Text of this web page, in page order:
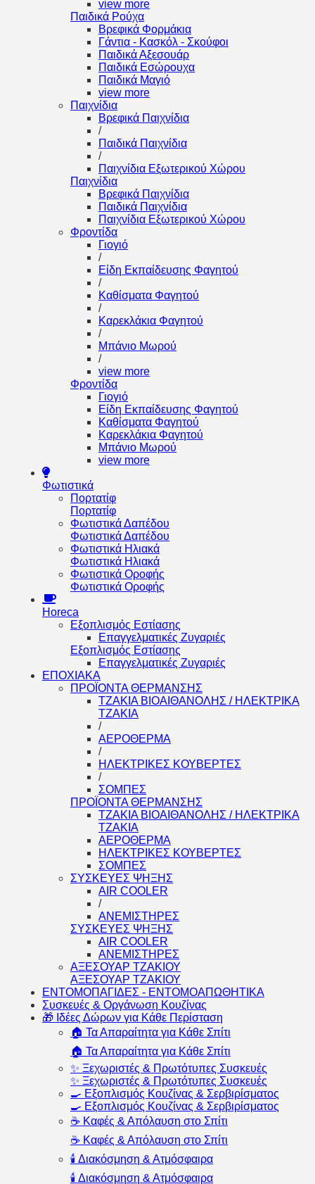
view more
Παιδικά Ρούχα
Βρεφικά Φορμάκια
Γάντια - Κασκόλ - Σκούφοι
Παιδικά Αξεσουάρ
Παιδικά Εσώρουχα
Παιδικά Μαγιό
view more
Παιχνίδια
Βρεφικά Παιχνίδια
/
Παιδικά Παιχνίδια
/
Παιχνίδια Εξωτερικού Χώρου
Παιχνίδια
Βρεφικά Παιχνίδια
Παιδικά Παιχνίδια
Παιχνίδια Εξωτερικού Χώρου
Φροντίδα
Γιογιό
/
Είδη Εκπαίδευσης Φαγητού
/
Καθίσματα Φαγητού
/
Καρεκλάκια Φαγητού
/
Μπάνιο Μωρού
/
view more
Φροντίδα
Γιογιό
Είδη Εκπαίδευσης Φαγητού
Καθίσματα Φαγητού
Καρεκλάκια Φαγητού
Μπάνιο Μωρού
view more
Φωτιστικά
Πορτατίφ
Πορτατίφ
Φωτιστικά Δαπέδου
Φωτιστικά Δαπέδου
Φωτιστικά Ηλιακά
Φωτιστικά Ηλιακά
Φωτιστικά Οροφής
Φωτιστικά Οροφής
Horeca
Εξοπλισμός Εστίασης
Επαγγελματικές Ζυγαριές
Εξοπλισμός Εστίασης
Επαγγελματικές Ζυγαριές
ΕΠΟΧΙΑΚΑ
ΠΡΟΪΟΝΤΑ ΘΕΡΜΑΝΣΗΣ
ΤΖΑΚΙΑ ΒΙΟΑΙΘΑΝΟΛΗΣ / ΗΛΕΚΤΡΙΚΑ
ΤΖΑΚΙΑ
/
ΑΕΡΟΘΕΡΜΑ
/
ΗΛΕΚΤΡΙΚΕΣ ΚΟΥΒΕΡΤΕΣ
/
ΣΟΜΠΕΣ
ΠΡΟΪΟΝΤΑ ΘΕΡΜΑΝΣΗΣ
ΤΖΑΚΙΑ ΒΙΟΑΙΘΑΝΟΛΗΣ / ΗΛΕΚΤΡΙΚΑ
ΤΖΑΚΙΑ
ΑΕΡΟΘΕΡΜΑ
ΗΛΕΚΤΡΙΚΕΣ ΚΟΥΒΕΡΤΕΣ
ΣΟΜΠΕΣ
ΣΥΣΚΕΥΕΣ ΨΗΞΗΣ
AIR COOLER
/
ΑΝΕΜΙΣΤΗΡΕΣ
ΣΥΣΚΕΥΕΣ ΨΗΞΗΣ
AIR COOLER
ΑΝΕΜΙΣΤΗΡΕΣ
ΑΞΕΣΟΥΑΡ ΤΖΑΚΙΟΥ
ΑΞΕΣΟΥΑΡ ΤΖΑΚΙΟΥ
ΕΝΤΟΜΟΠΑΓΙΔΕΣ - ΕΝΤΟΜΟΑΠΩΘΗΤΙΚΑ
Συσκευές & Οργάνωση Κουζίνας
🎁 Ιδέες Δώρων για Κάθε Περίσταση
🏠 Τα Απαραίτητα για Κάθε Σπίτι
🏠 Τα Απαραίτητα για Κάθε Σπίτι
✨ Ξεχωριστές & Πρωτότυπες Συσκευές
✨ Ξεχωριστές & Πρωτότυπες Συσκευές
🍳 Εξοπλισμός Κουζίνας & Σερβιρίσματος
🍳 Εξοπλισμός Κουζίνας & Σερβιρίσματος
☕ Καφές & Απόλαυση στο Σπίτι
☕ Καφές & Απόλαυση στο Σπίτι
🕯️ Διακόσμηση & Ατμόσφαιρα
🕯️ Διακόσμηση & Ατμόσφαιρα